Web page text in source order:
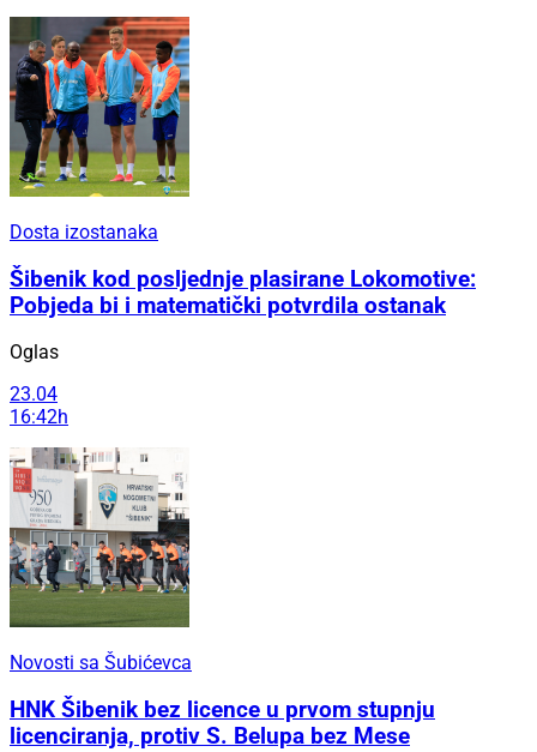
Dosta izostanaka
Šibenik kod posljednje plasirane Lokomotive:
Pobjeda bi i matematički potvrdila ostanak
Oglas
23.04
16:42h
Novosti sa Šubićevca
HNK Šibenik bez licence u prvom stupnju
licenciranja, protiv S. Belupa bez Mese